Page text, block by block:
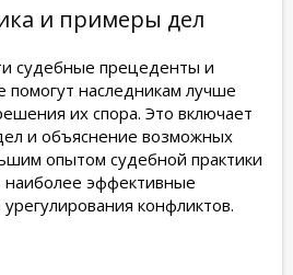
и примеры дел
судебные прецеденты и
наследникам лучше
их спора. Это включает
и объяснение возможных
опытом судебной практики
эффективные
конфликтов.